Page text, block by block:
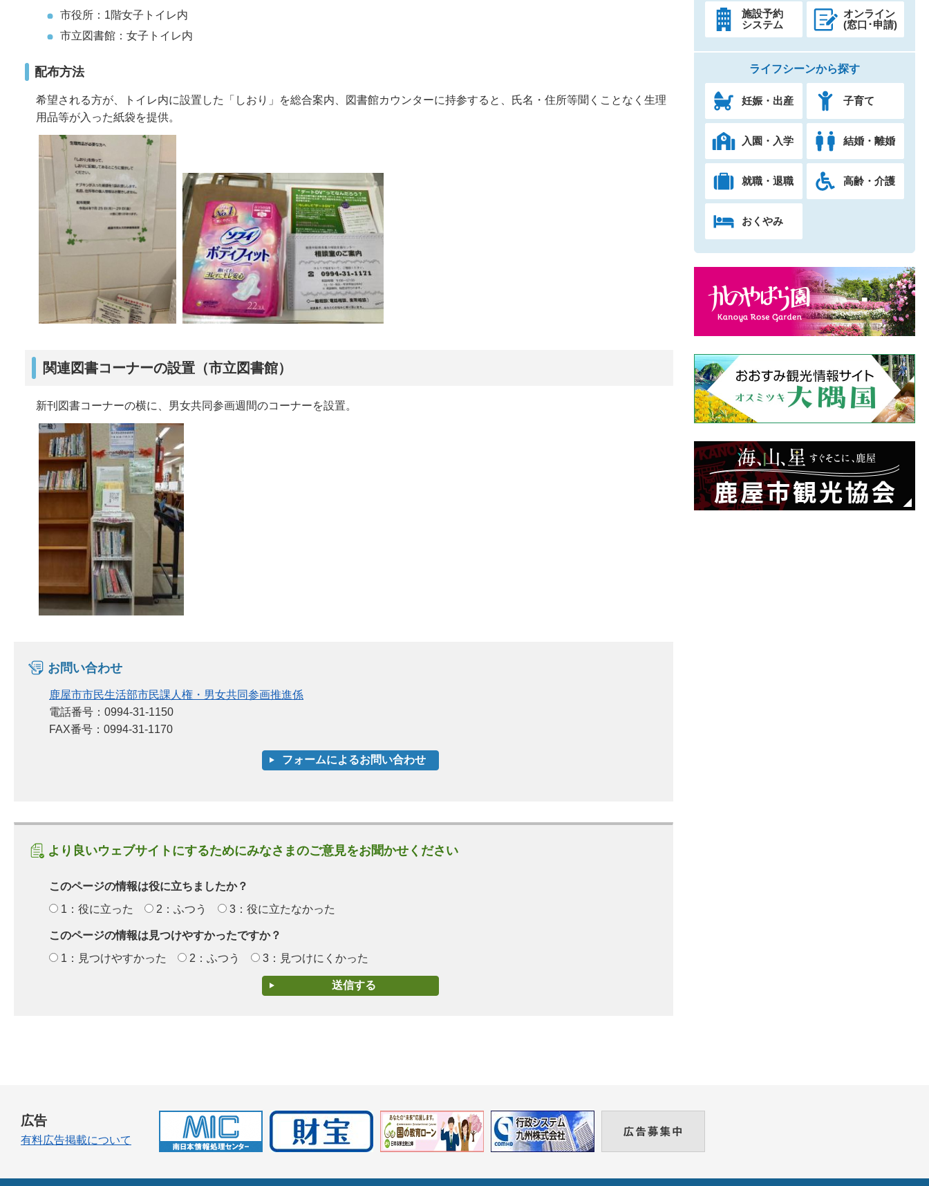
市役所：1階女子トイレ内
市立図書館：女子トイレ内
配布方法
希望される方が、トイレ内に設置した「しおり」を総合案内、図書館カウンターに持参すると、氏名・住所等聞くことなく生理
用品等が入った紙袋を提供。
関連図書コーナーの設置（市立図書館）
新刊図書コーナーの横に、男女共同参画週間のコーナーを設置。
お問い合わせ
鹿屋市市民生活部市民課人権・男女共同参画推進係
電話番号：0994-31-1150
FAX番号：0994-31-1170
より良いウェブサイトにするためにみなさまのご意見をお聞かせください
このページの情報は役に立ちましたか？
1：役に立った
2：ふつう 3：役に立たなかった
このページの情報は見つけやすかったですか？
1：見つけやすかった
2：ふつう 3：見つけにくかった
施設予約
システム
オンライン
(窓口･申請)
ライフシーンから探す
妊娠・出産 子育て
入園・入学 結婚・離婚
就職・退職 高齢・介護
おくやみ
広告
有料広告掲載について